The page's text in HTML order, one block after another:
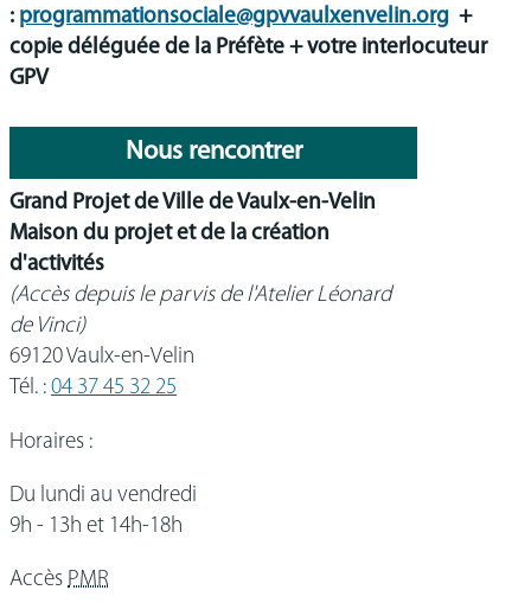
: programmationsociale@gpvvaulxenvelin.org +
copie déléguée de la Préfète + votre interlocuteur
GPV
Nous rencontrer
Grand Projet de Ville de Vaulx-en-Velin
Maison du projet et de la création
d'activités
(Accès depuis le parvis de l'Atelier Léonard
de Vinci)
69120 Vaulx-en-Velin
Tél. : 04 37 45 32 25
Horaires :
Du lundi au vendredi
9h - 13h et 14h-18h
Accès PMR